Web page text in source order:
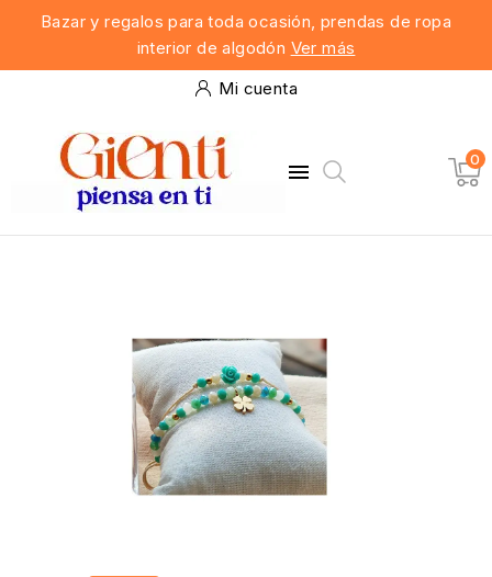
Bazar y regalos para toda ocasión, prendas de ropa
interior de algodón Ver más
Mi cuenta
 0